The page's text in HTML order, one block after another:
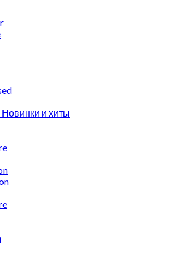
Новинки и хиты